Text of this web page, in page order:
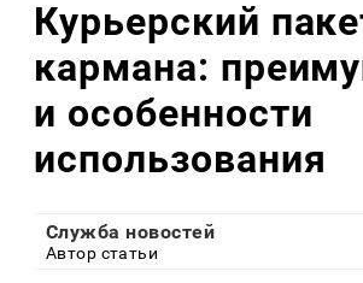
Курьерский
кармана:
и особенности
использования
Служба новостей
Автор статьи